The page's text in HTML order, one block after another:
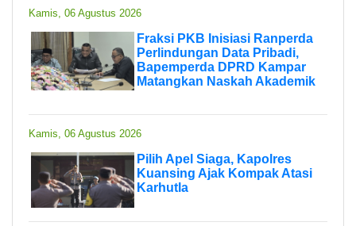
Kamis, 06 Agustus 2026
Fraksi PKB Inisiasi Ranperda
Perlindungan Data Pribadi,
Bapemperda DPRD Kampar
Matangkan Naskah Akademik
Kamis, 06 Agustus 2026
Pilih Apel Siaga, Kapolres
Kuansing Ajak Kompak Atasi
Karhutla